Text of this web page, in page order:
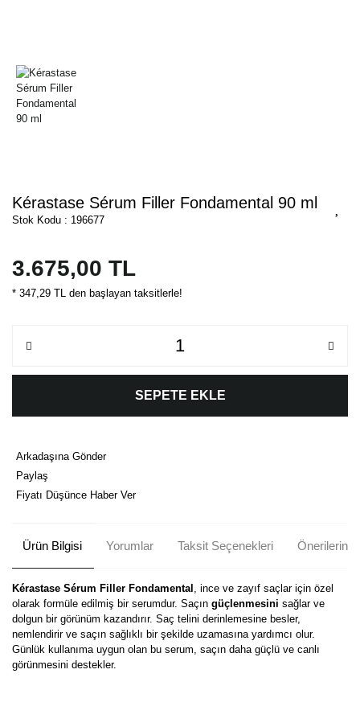
Kérastase Sérum Filler Fondamental 90 ml
Stok Kodu : 196677
3.675,00 TL
* 347,29 TL den başlayan taksitlerle!
SEPETE EKLE
Arkadaşına Gönder
Paylaş
Fiyatı Düşünce Haber Ver
Ürün Bilgisi Yorumlar Taksit Seçenekleri Önerileriniz
Kérastase Sérum Filler Fondamental , ince ve zayıf saçlar için özel
olarak formüle edilmiş bir serumdur. Saçın güçlenmesini sağlar ve
dolgun bir görünüm kazandırır. Saç telini derinlemesine besler,
nemlendirir ve saçın sağlıklı bir şekilde uzamasına yardımcı olur.
Günlük kullanıma uygun olan bu serum, saçın daha güçlü ve canlı
görünmesini destekler.